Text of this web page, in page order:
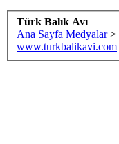
Türk Balık Avı
Ana Sayfa Medyalar >
www.turkbalikavi.com